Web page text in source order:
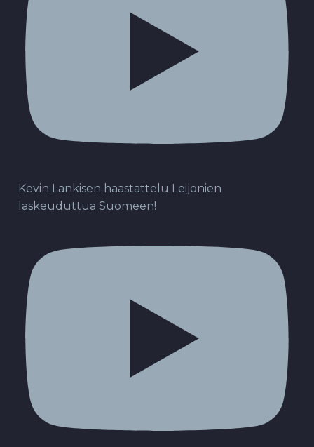
Kevin Lankisen haastattelu Leijonien
laskeuduttua Suomeen!